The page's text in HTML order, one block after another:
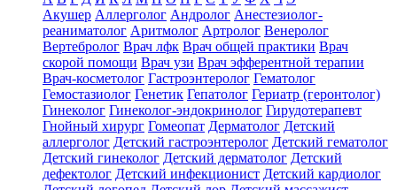
Акушер Аллерголог Андролог Анестезиолог-
реаниматолог Аритмолог Артролог Венеролог
Вертебролог Врач лфк Врач общей практики Врач
скорой помощи Врач узи Врач эфферентной терапии
Врач-косметолог Гастроэнтеролог Гематолог
Гемостазиолог Генетик Гепатолог Гериатр (геронтолог)
Гинеколог Гинеколог-эндокринолог Гирудотерапевт
Гнойный хирург Гомеопат Дерматолог Детский
аллерголог Детский гастроэнтеролог Детский гематолог
Детский гинеколог Детский дерматолог Детский
дефектолог Детский инфекционист Детский кардиолог